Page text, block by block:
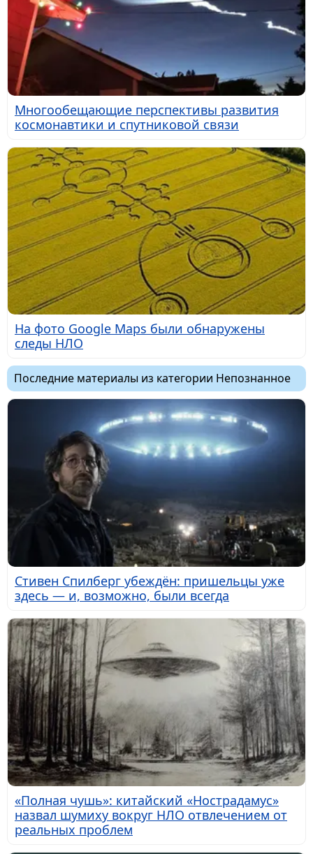
Многообещающие перспективы развития
космонавтики и спутниковой связи
На фото Google Maps были обнаружены
следы НЛО
Последние материалы из категории Непознанное
Стивен Спилберг убеждён: пришельцы уже
здесь — и, возможно, были всегда
«Полная чушь»: китайский «Нострадамус»
назвал шумиху вокруг НЛО отвлечением от
реальных проблем